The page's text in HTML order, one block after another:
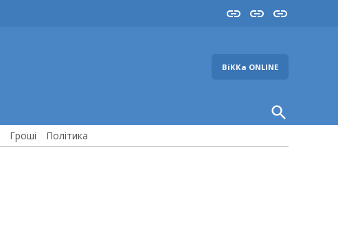
InstaYouTube
FB
ВіККа ONLINE
Open
Search
Гроші Політика